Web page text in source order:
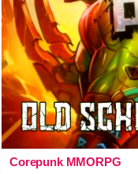
Corepunk MMORPG